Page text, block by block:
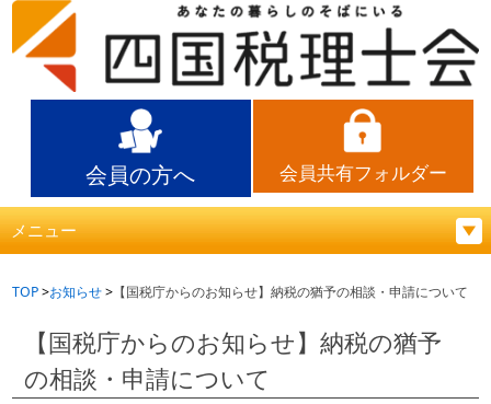
会員の方へ 会員共有フォルダー
メニュー
TOP お知らせ 【国税庁からのお知らせ】納税の猶予の相談・申請について
【国税庁からのお知らせ】納税の猶予
の相談・申請について